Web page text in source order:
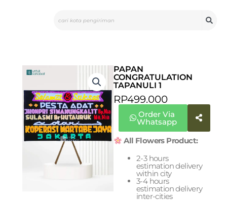
PAPAN
CONGRATULATION
TAPANULI 1
RP499.000
Order Via
Whatsapp
All Flowers Product:
2-3 hours
estimation delivery
within city
3-4 hours
estimation delivery
inter-cities